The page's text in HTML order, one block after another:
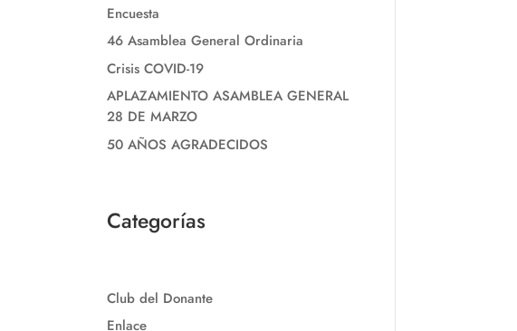
Encuesta
46 Asamblea General Ordinaria
Crisis COVID-19
APLAZAMIENTO ASAMBLEA GENERAL
28 DE MARZO
50 AÑOS AGRADECIDOS
Categorías
Club del Donante
Enlace